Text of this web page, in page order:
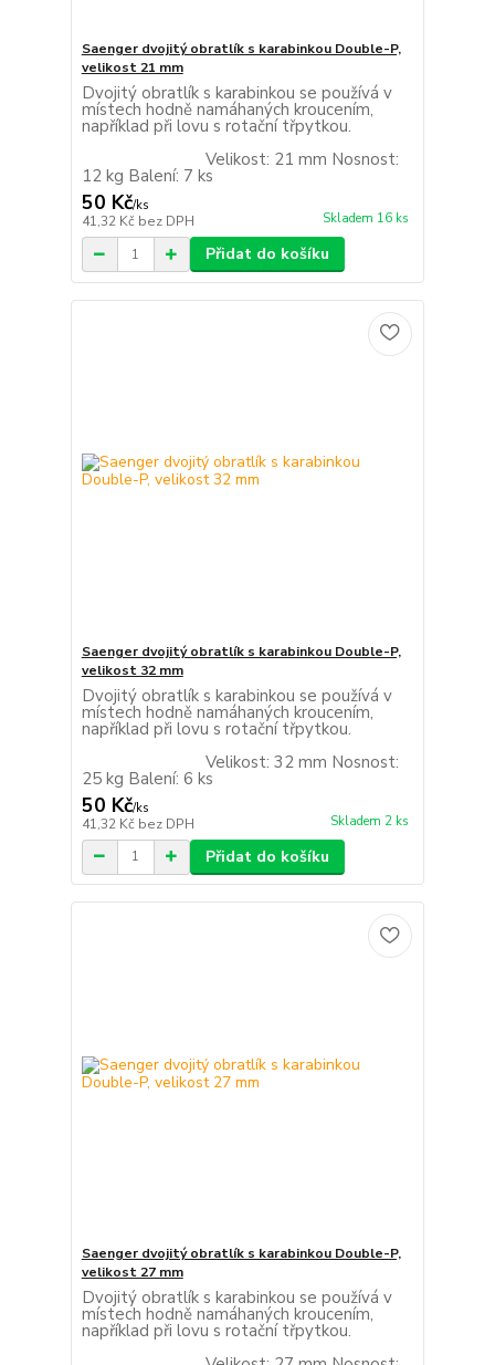
Saenger dvojitý obratlík s karabinkou Double-P,
velikost 21 mm
Dvojitý obratlík s karabinkou se používá v
místech hodně namáhaných kroucením,
například při lovu s rotační třpytkou.
Velikost: 21 mm Nosnost:
12 kg Balení: 7 ks
50 Kč/ks
41,32 Kč bez DPH Skladem 16 ks
Přidat do košíku
Saenger dvojitý obratlík s karabinkou Double-P,
velikost 32 mm
Dvojitý obratlík s karabinkou se používá v
místech hodně namáhaných kroucením,
například při lovu s rotační třpytkou.
Velikost: 32 mm Nosnost:
25 kg Balení: 6 ks
50 Kč/ks
41,32 Kč bez DPH Skladem 2 ks
Přidat do košíku
Saenger dvojitý obratlík s karabinkou Double-P,
velikost 27 mm
Dvojitý obratlík s karabinkou se používá v
místech hodně namáhaných kroucením,
například při lovu s rotační třpytkou.